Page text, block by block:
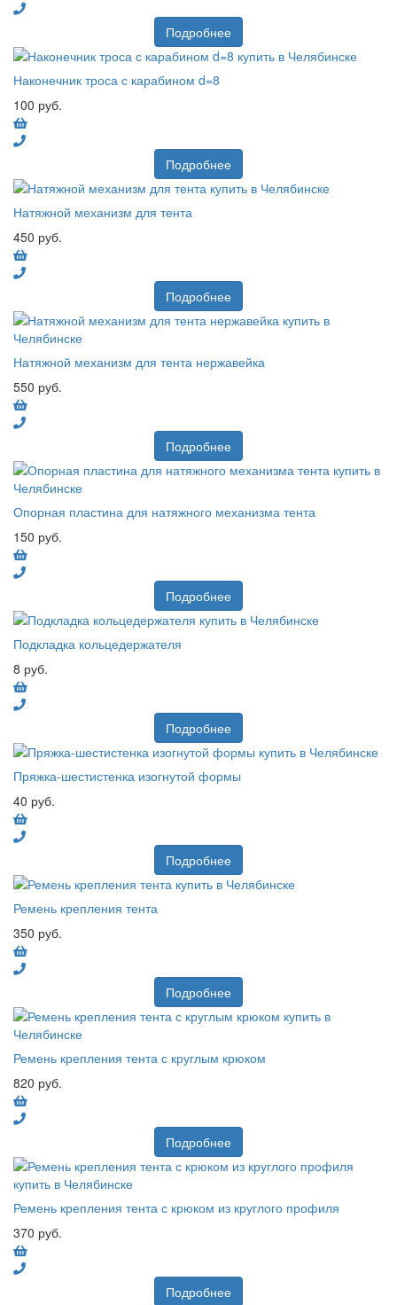
Подробнее
Наконечник троса с карабином d=8
100 руб.
Подробнее
Натяжной механизм для тента
450 руб.
Подробнее
Натяжной механизм для тента нержавейка
550 руб.
Подробнее
Опорная пластина для натяжного механизма тента
150 руб.
Подробнее
Подкладка кольцедержателя
8 руб.
Подробнее
Пряжка-шестистенка изогнутой формы
40 руб.
Подробнее
Ремень крепления тента
350 руб.
Подробнее
Ремень крепления тента с круглым крюком
820 руб.
Подробнее
Ремень крепления тента с крюком из круглого профиля
370 руб.
Подробнее